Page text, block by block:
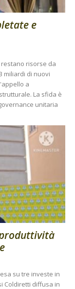
e
risorse da
miliardi di nuovi
a
La sfida è
unitaria
su tre investe in
Coldiretti diffusa in